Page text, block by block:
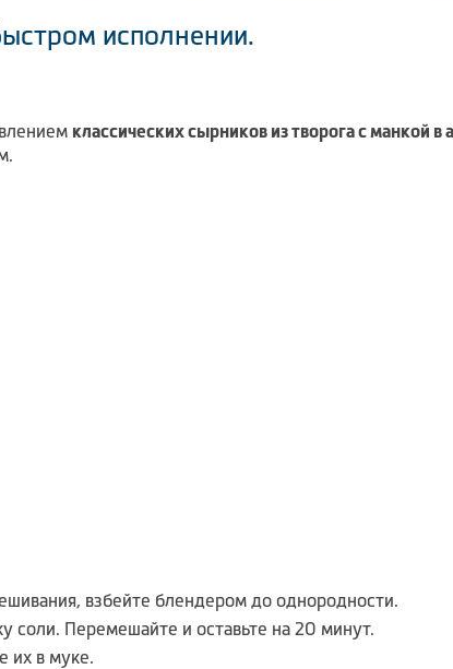
исполнении.
классических сырников из творога с манкой в
взбейте блендером до однородности.
соли. Перемешайте и оставьте на 20 минут.
их в муке.